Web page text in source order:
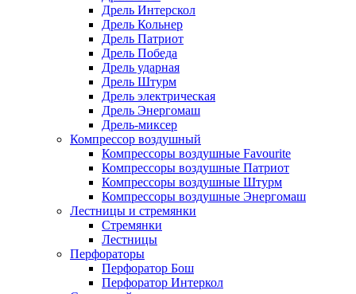
Дрель Интерскол
Дрель Кольнер
Дрель Патриот
Дрель Победа
Дрель ударная
Дрель Штурм
Дрель электрическая
Дрель Энергомаш
Дрель-миксер
Компрессор воздушный
Компрессоры воздушные Favourite
Компрессоры воздушные Патриот
Компрессоры воздушные Штурм
Компрессоры воздушные Энергомаш
Лестницы и стремянки
Стремянки
Лестницы
Перфораторы
Перфоратор Бош
Перфоратор Интеркол